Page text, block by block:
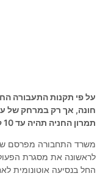
על פי תקנות התעבורה
חונה, אך רק במרחק של
תמרון החניה תהיה עד 10 קמ"ש
משרד התחבורה מפרסם
לראשונה את מסגרת
החל בנסיעה אוטונומית